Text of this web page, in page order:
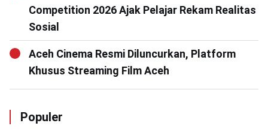
Competition 2026 Ajak Pelajar Rekam Realitas
Sosial
Aceh Cinema Resmi Diluncurkan, Platform
Khusus Streaming Film Aceh
Populer